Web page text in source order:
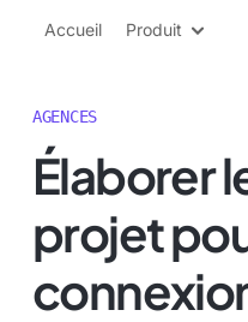
ClickUp Blog
Accueil Produit
AGENCES
Élaborer
projet